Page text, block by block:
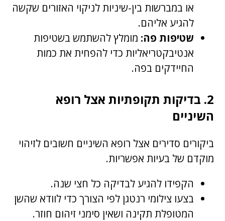
או במברשות בין-שיניות לניקוי האזורים שקשה
להגיע אליהם.
שטיפות פה: מומלץ להשתמש בשטיפות
אנטיבקטריאליות כדי להפחית את כמות
החיידקים בפה.
2. בדיקות תקופתיות אצל רופא
השיניים
ביקורים סדירים אצל רופא השיניים חשובים לזיהוי
מוקדם של בעיות אפשריות.
הקפידו להגיע לבדיקה כל חצי שנה.
בצעו צילומי רנטגן לפי הצורך כדי לוודא שהשן
המטופלת תקינה ושאין סימני זיהום חוזר.